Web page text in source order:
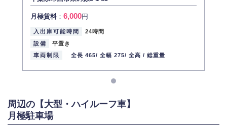
4.個人情報の第三者提供
法的義務など正当な理由に基づく要請があった場合を除き、お客様の個人
5.個人情報の開示・訂正・削除
お客様ご本人から自己の個人情報開示の請求があった場合、すみやかに開
ん）。
また、個人情報の内容に誤りがあり、ご本人から訂正・追加・削除の請求
6.個人情報管理の社内教育
弊社社員全員が、個人情報の取り扱いについての重要性を理解し、より適
切に管理するよう社内教育を実施してまいります。
月極賃料： 6,000円
入出庫可能時間
24時間
設備
平置き
車両制限
全長 465/ 全幅 275/ 全高 / 総重量
周辺の【大型・ハイルーフ車】
月極駐車場